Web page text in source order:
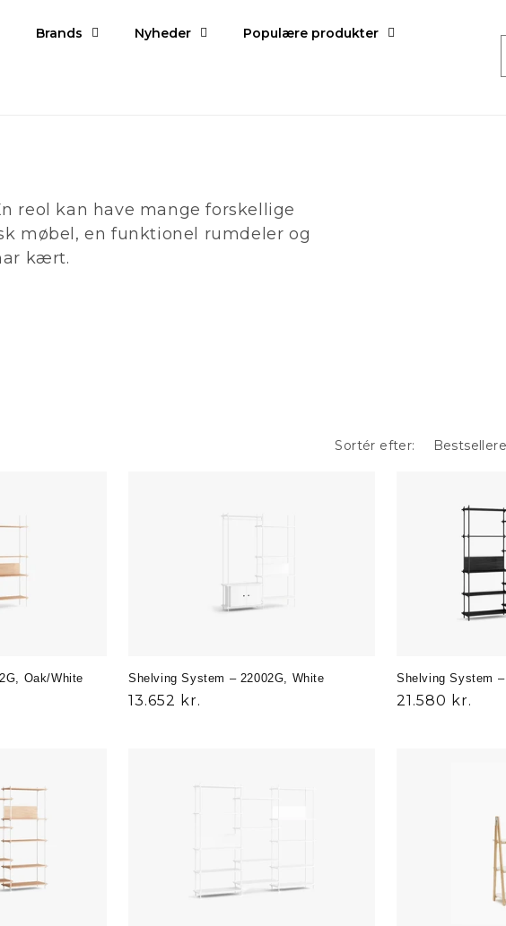
Brands Nyheder Populære produkter
reol kan have mange forskellige
møbel, en funktionel rumdeler og
kært.
Sortér efter:
Oak/White Shelving System – 22002G, White
Normalpris
13.652 kr.
Shelving System
Normalpris
21.580 kr.